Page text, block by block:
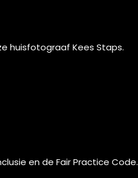
huisfotograaf Kees Staps.
en de Fair Practice Code.